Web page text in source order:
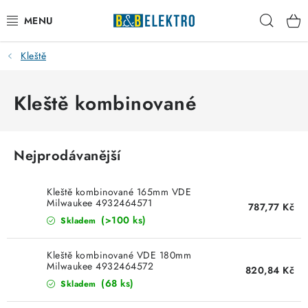
na
obsah
Reklamace / Vrácení zboží
Blog
VYTÁPĚNÍ
VYPÍNAČE
ELEKTROMATERIÁL
JISTIČE
Kleště
Kleště kombinované
Nejprodávanější
Kleště kombinované 165mm VDE
Milwaukee 4932464571
Skladem (>100 ks)
787,77 Kč
Kleště kombinované VDE 180mm
Milwaukee 4932464572
Skladem (68 ks)
820,84 Kč